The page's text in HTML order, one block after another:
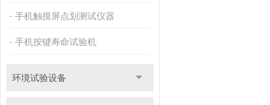
手机触摸屏点划测试仪器
手机按键寿命试验机
环境试验设备